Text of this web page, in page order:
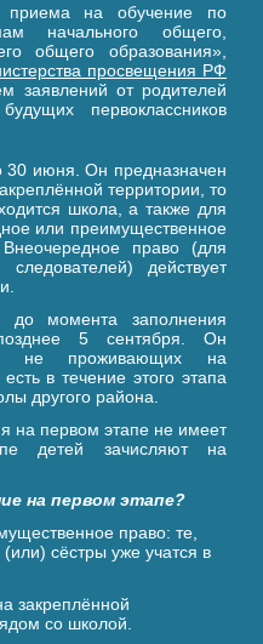
приема на обучение по
начального общего,
общего образования»,
просвещения РФ
заявлений от родителей
первоклассников
июня. Он предназначен
территории, то
школа, а также для
или преимущественное
право (для
действует
момента заполнения
5 сентября. Он
не проживающих на
в течение этого этапа
другого района.
на первом этапе не имеет
детей зачисляют на
на первом этапе?
право: те,
сёстры уже учатся в
закреплённой
со школой.